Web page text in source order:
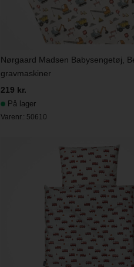
Nørgaard Madsen Babysengetøj,
gravmaskiner
219 kr.
På lager
Varenr.: 50610